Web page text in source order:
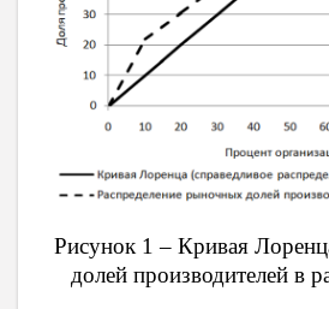
Рисунок 1 – Кривая
долей производителей в